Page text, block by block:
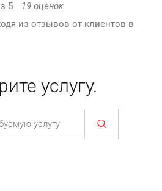
5 19 оценок
из отзывов от клиентов в
услугу.